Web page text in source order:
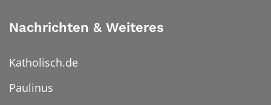
Nachrichten & Weiteres
Katholisch.de
Paulinus